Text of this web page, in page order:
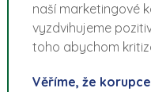
naší marketingové
vyzdvihujeme
toho abychom
Věříme, že